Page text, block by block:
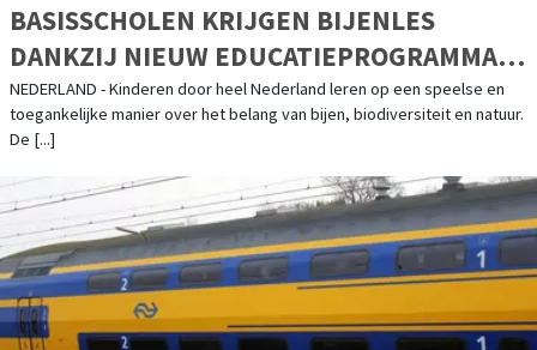
BASISSCHOLEN KRIJGEN BIJENLES
DANKZIJ NIEUW EDUCATIEPROGRAMMA
VAN DE BIJENSTICHTING
NEDERLAND - Kinderen door heel Nederland leren op een speelse en
toegankelijke manier over het belang van bijen, biodiversiteit en natuur.
De [...]